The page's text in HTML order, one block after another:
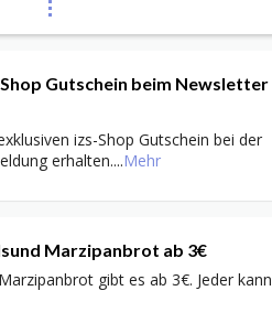
Gutschein beim Newsletter
izs-Shop Gutschein bei der
erhalten....Mehr
Marzipanbrot ab 3€
gibt es ab 3€. Jeder kann